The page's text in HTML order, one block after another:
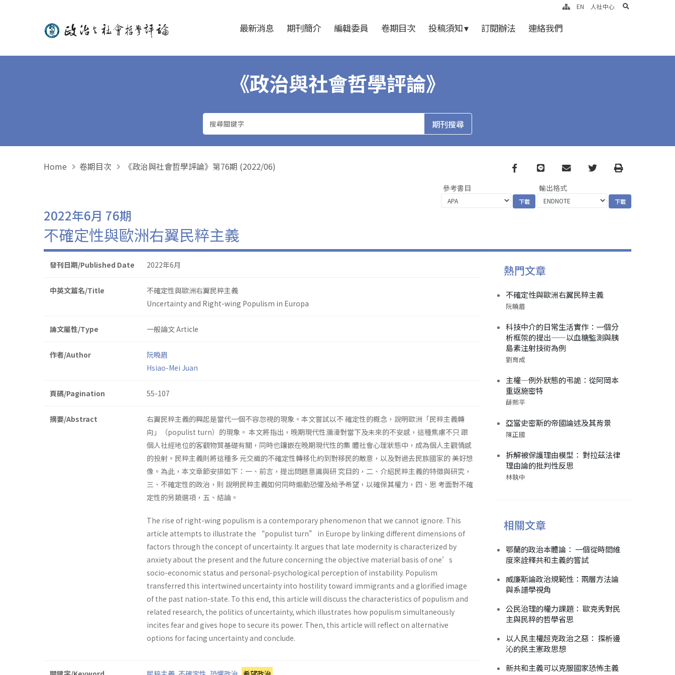
政治與社會哲學評論 最新消息 期刊簡介 編輯委員 卷期目次 投稿須知 ▾ 訂閱辦法 連絡我們
EN 人社中心 search
《政治與社會哲學評論》
Home 卷期目次 《政治與社會哲學評論》第76期 (2022/06) Facebook
line email TwitterPrint
參考書目 輸出格式
2022年6月 76期
不確定性與歐洲右翼民粹主義
發刊日期/Published Date 2022年6月
中英文篇名/Title
不確定性與歐洲右翼民粹主義
Uncertainty and Right-wing Populism in Europa
論文屬性/Type 一般論文 Article
作者/Author
阮曉眉
Hsiao-Mei Juan
頁碼/Pagination 55-107
摘要/Abstract
右翼民粹主義的興起是當代一個不容忽視的現象。本文嘗試以不 確定性的概念，說明歐洲「民粹主義轉
向」（populist turn）的現象。 本文將指出，晚期現代性瀰漫對當下及未來的不安感，這種焦慮不只 跟
個人社經地位的客觀物質基礎有關，同時也鑲嵌在晚期現代性的集 體社會心理狀態中，成為個人主觀情感
的投射。民粹主義則將這種多 元交織的不確定性轉移化約到對移民的敵意，以及對過去民族國家的 美好想
像。為此，本文章節安排如下：一、前言，提出問題意識與研 究目的，二、介紹民粹主義的特徵與研究，
三、不確定性的政治，則 說明民粹主義如何同時煽動恐懼及給予希望，以確保其權力，四、思 考面對不確
定性的另類選項，五、結論。
The rise of right-wing populism is a contemporary phenomenon that we cannot ignore. This
article attempts to illustrate the “populist turn” in Europe by linking different dimensions of
factors through the concept of uncertainty. It argues that late modernity is characterized by
anxiety about the present and the future concerning the objective material basis of one’s
socio-economic status and personal-psychological perception of instability. Populism
transferred this intertwined uncertainty into hostility toward immigrants and a glorified image
of the past nation-state. To this end, this article will discuss the characteristics of populism and
related research, the politics of uncertainty, which illustrates how populism simultaneously
incites fear and gives hope to secure its power. Then, this article will reflect on alternative
options for facing uncertainty and conclude.
熱門文章
不確定性與歐洲右翼民粹主義
阮曉眉
科技中介的日常生活實作：一個分
析框架的提出——以血糖監測與胰
島素注射技術為例
劉育成
主權—例外狀態的弔詭：從阿岡本
重返施密特
薛熙平
亞當史密斯的帝國論述及其背景
陳正國
拆解被保護理由模型： 對拉茲法律
理由論的批判性反思
林執中
相關文章
鄂蘭的政治本體論： 一個從時間維
度來詮釋共和主義的嘗試
威廉斯論政治規範性：兩層方法論
與系譜學視角
公民治理的權力課題： 歐克秀對民
主與民粹的哲學省思
以人民主權超克政治之惡： 探析邊
沁的民主憲政思想
新共和主義可以克服國家恐怖主義